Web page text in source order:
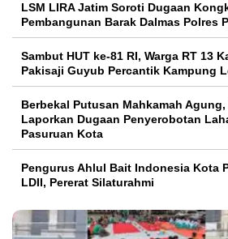
LSM LIRA Jatim Soroti Dugaan
Pembangunan Barak Dalmas Polres
Sambut HUT ke-81 RI, Warga RT 13
Pakisaji Guyub Percantik Kampung
Berbekal Putusan Mahkamah
Laporkan Dugaan Penyerobotan
Pasuruan Kota
Pengurus Ahlul Bait Indonesia Kota
LDII, Pererat Silaturahmi